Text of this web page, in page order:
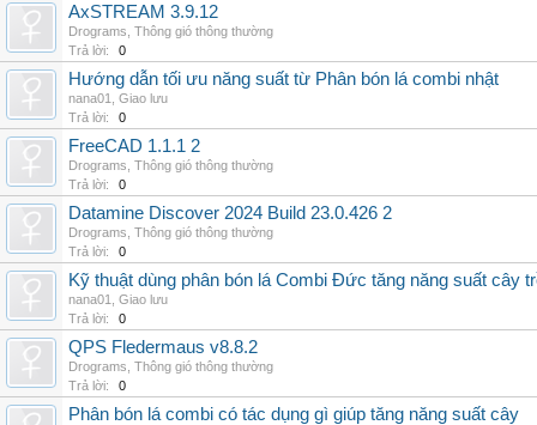
AxSTREAM 3.9.12
Drograms Thông gió thông thường
Trả lời:
0
Hướng dẫn tối ưu năng suất từ Phân bón lá combi nhật
nana01
Giao lưu
Trả lời:
0
FreeCAD 1.1.1 2
Drograms Thông gió thông thường
Trả lời:
0
Datamine Discover 2024 Build 23.0.426 2
Drograms Thông gió thông thường
Trả lời:
0
Kỹ thuật dùng phân bón lá Combi Đức tăng năng suất cây
nana01
Giao lưu
Trả lời:
0
QPS Fledermaus v8.8.2
Drograms Thông gió thông thường
Trả lời:
0
Phân bón lá combi có tác dụng gì giúp tăng năng suất cây